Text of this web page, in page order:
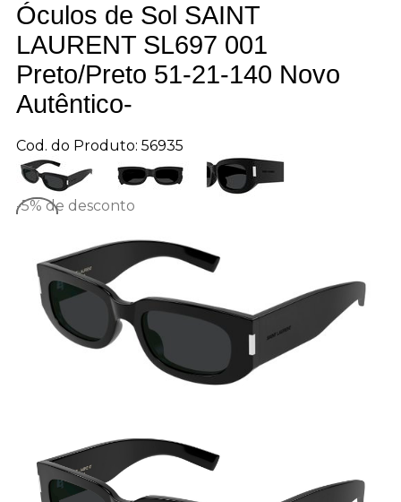
Óculos de Sol SAINT
LAURENT SL697 001
Preto/Preto 51-21-140 Novo
Autêntico-
Cod. do Produto: 56935
-5% de desconto